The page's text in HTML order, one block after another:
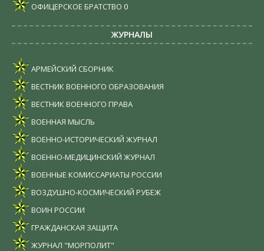
ОФИЦЕРСКОЕ БРАТСТВО 0
ЖУРНАЛЫ
АРМЕЙСКИЙ СБОРНИК
ВЕСТНИК ВОЕННОГО ОБРАЗОВАНИЯ
ВЕСТНИК ВОЕННОГО ПРАВА
ВОЕННАЯ МЫСЛЬ
ВОЕННО-ИСТОРИЧЕСКИЙ ЖУРНАЛ
ВОЕННО-МЕДИЦИНСКИЙ ЖУРНАЛ
ВОЕННЫЕ КОМИССАРИАТЫ РОССИИ
ВОЗДУШНО-КОСМИЧЕСКИЙ РУБЕЖ
ВОИН РОССИИ
ГРАЖДАНСКАЯ ЗАЩИТА
ЖУРНАЛ "МОРПОЛИТ"